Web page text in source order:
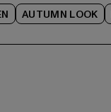
AUTUMN LOOK